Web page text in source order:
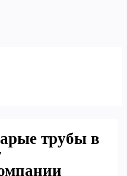
трубы в